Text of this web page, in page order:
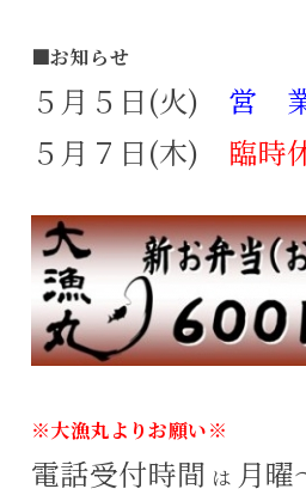
■お知らせ
５月５日(火) 営
５月７日(木) 臨時
※大漁丸よりお願い※
電話受付時間 は 月